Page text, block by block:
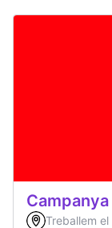
Treballem